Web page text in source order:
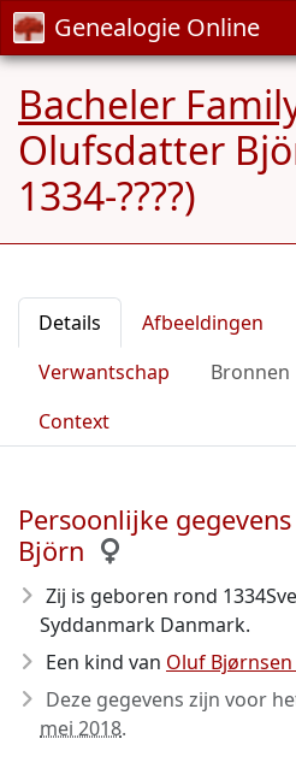
Genealogie Online
Bacheler
Olufsdatter
1334-????)
Details Afbeeldingen
Verwantschap
Bronnen
Context
Persoonlijke
Björn
Zij is geboren rond 1334
Syddanmark Danmark.
Een kind van Oluf
Deze gegevens zijn voor
mei 2018.